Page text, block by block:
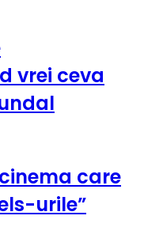
vrei ceva
care
urile”